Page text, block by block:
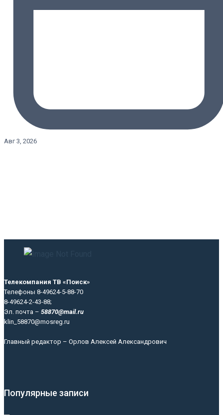
Авг 3, 2026
Телекомпания ТВ «Поиск»
Телефоны 8-49624-5-88-70
8-49624-2-43-88;
Эл. почта – 58870@mail.ru
klin_58870@mosreg.ru
Главный редактор – Орлов Алексей Александрович
Популярные записи